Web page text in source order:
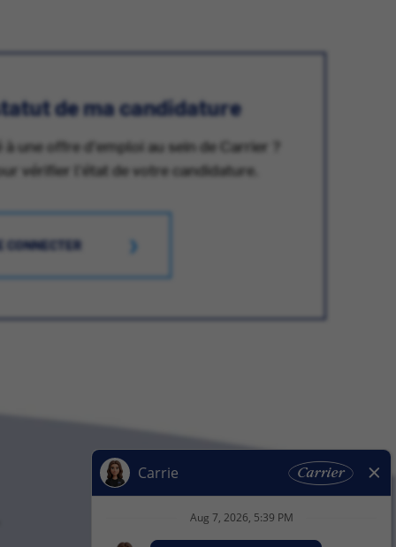
de ma candidature
à une offre d'emploi au sein de Carrier ?
vérifier l'état de votre candidature.
CONNECTER